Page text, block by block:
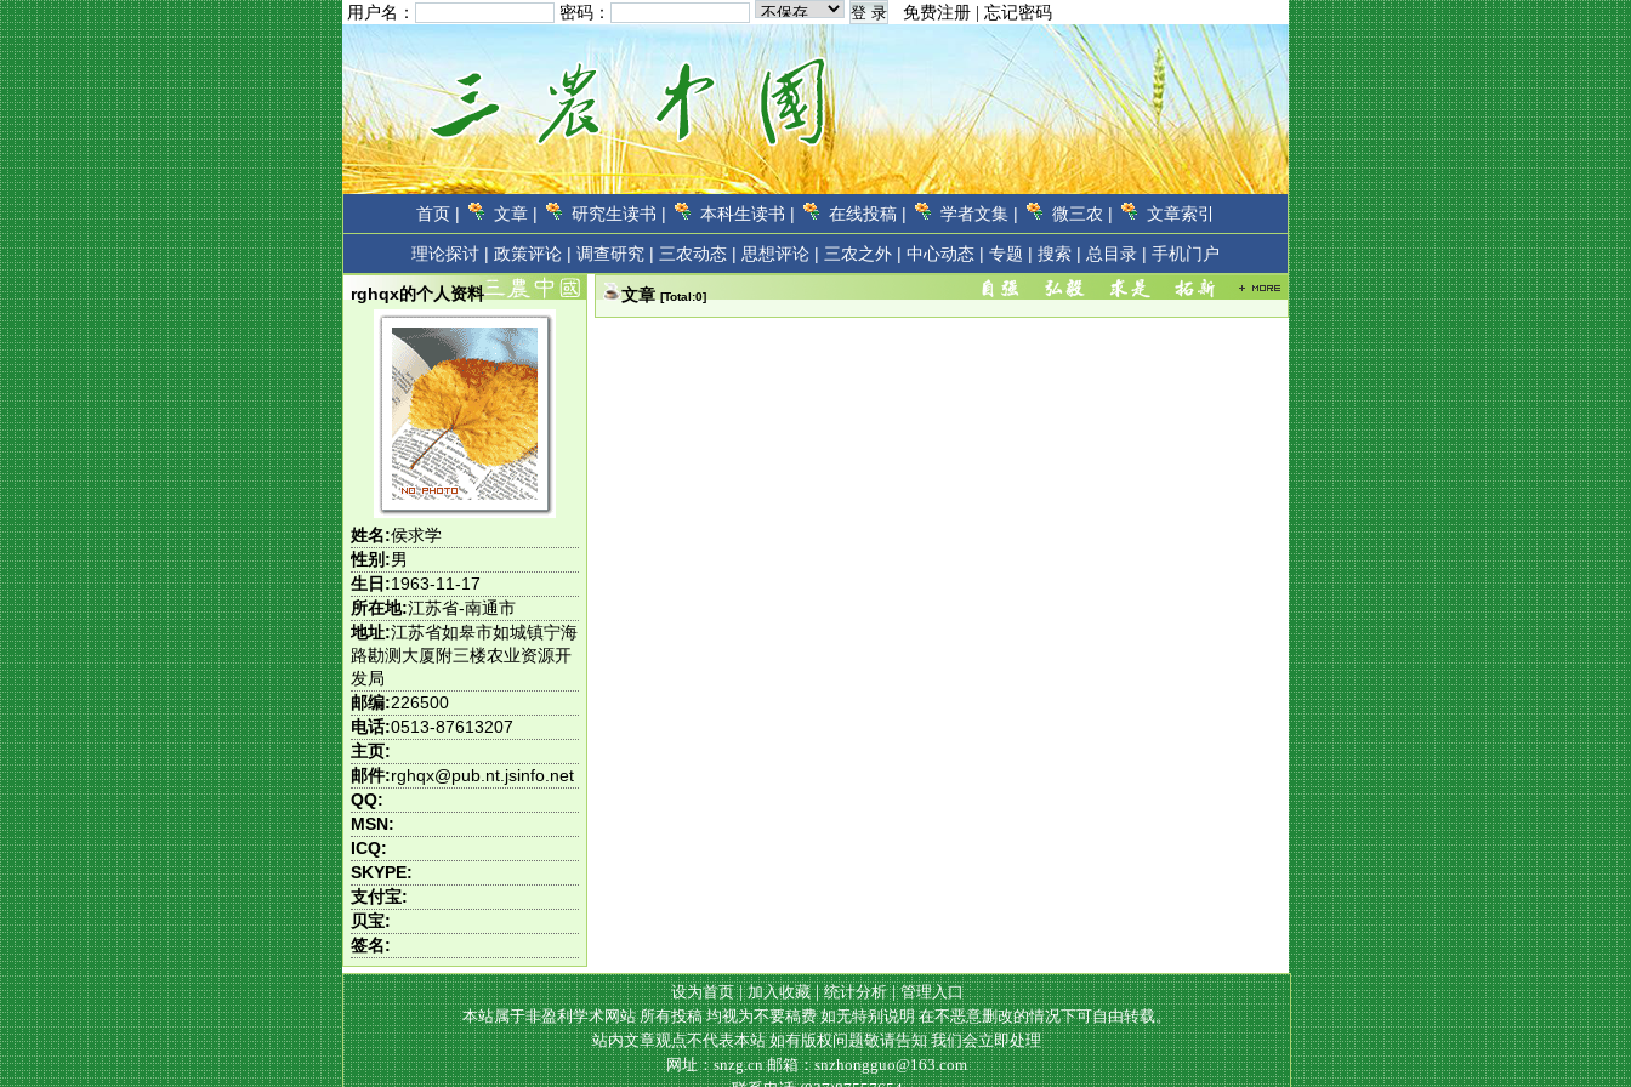
用户名： 密码： 免费注册 忘记密码
首页 | 文章 | 研究生读书 | 本科生读书 | 在线投稿 | 学者文集 | 微三农 | 文章索引
理论探讨 | 政策评论 | 调查研究 | 三农动态 | 思想评论 | 三农之外 | 中心动态 | 专题 | 搜索 | 总目录 | 手机门户
文章 [Total:0]
rghqx的个人资料
姓名:侯求学
性别:男
生日:1963-11-17
所在地:江苏省-南通市
地址:江苏省如皋市如城镇宁海
路勘测大厦附三楼农业资源开
发局
邮编:226500
电话:0513-87613207
主页:
邮件:rghqx@pub.nt.jsinfo.net
QQ:
MSN:
ICQ:
SKYPE:
支付宝:
贝宝:
签名:
设为首页|加入收藏|统计分析|管理入口
本站属于非盈利学术网站 所有投稿 均视为不要稿费 如无特别说明 在不恶意删改的情况下可自由转载。
站内文章观点不代表本站 如有版权问题敬请告知 我们会立即处理
网址：snzg.cn邮箱：snzhongguo@163.com